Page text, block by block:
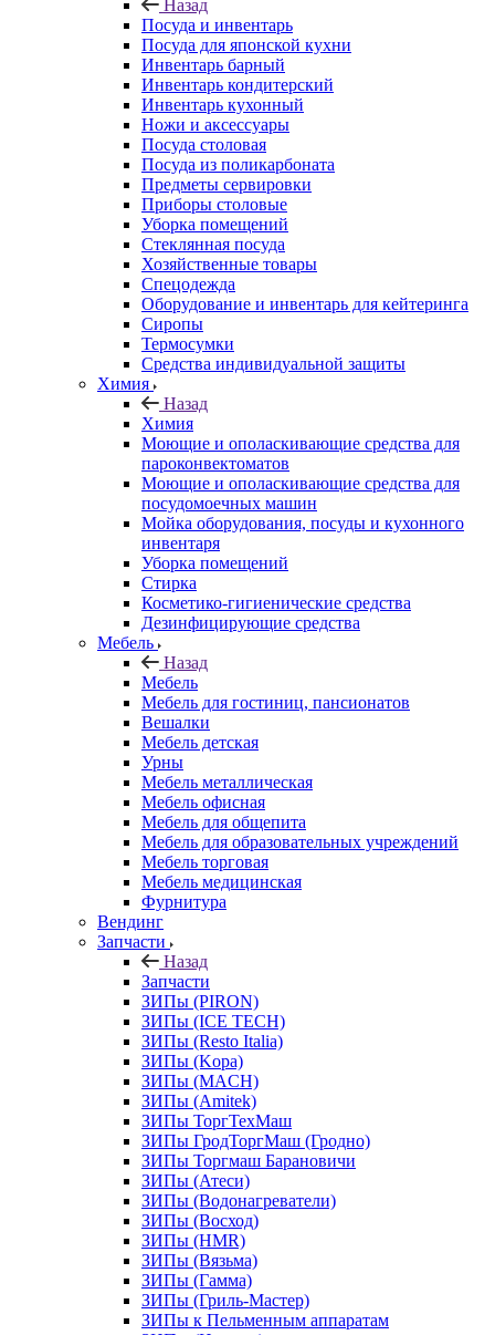
Назад
Посуда и инвентарь
Посуда для японской кухни
Инвентарь барный
Инвентарь кондитерский
Инвентарь кухонный
Ножи и аксессуары
Посуда столовая
Посуда из поликарбоната
Предметы сервировки
Приборы столовые
Уборка помещений
Стеклянная посуда
Хозяйственные товары
Спецодежда
Оборудование и инвентарь для кейтеринга
Сиропы
Термосумки
Средства индивидуальной защиты
Химия
Назад
Химия
Моющие и ополаскивающие средства для
пароконвектоматов
Моющие и ополаскивающие средства для
посудомоечных машин
Мойка оборудования, посуды и кухонного
инвентаря
Уборка помещений
Стирка
Косметико-гигиенические средства
Дезинфицирующие средства
Мебель
Назад
Мебель
Мебель для гостиниц, пансионатов
Вешалки
Мебель детская
Урны
Мебель металлическая
Мебель офисная
Мебель для общепита
Мебель для образовательных учреждений
Мебель торговая
Мебель медицинская
Фурнитура
Вендинг
Запчасти
Назад
Запчасти
ЗИПы (PIRON)
ЗИПы (ICE TECH)
ЗИПы (Resto Italia)
ЗИПы (Kopa)
ЗИПы (MACH)
ЗИПы (Amitek)
ЗИПы ТоргТехМаш
ЗИПы ГродТоргМаш (Гродно)
ЗИПы Торгмаш Барановичи
ЗИПы (Атеси)
ЗИПы (Водонагреватели)
ЗИПы (Восход)
ЗИПы (HMR)
ЗИПы (Вязьма)
ЗИПы (Гамма)
ЗИПы (Гриль-Мастер)
ЗИПы к Пельменным аппаратам